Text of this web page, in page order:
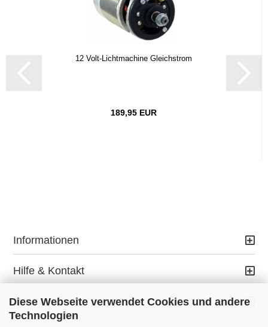
Diese Webseite verwendet Cookies und andere
Technologien
12 Volt-Lichtmachine Gleichstrom
189,95 EUR
Informationen
Hilfe & Kontakt
Ihr Konto